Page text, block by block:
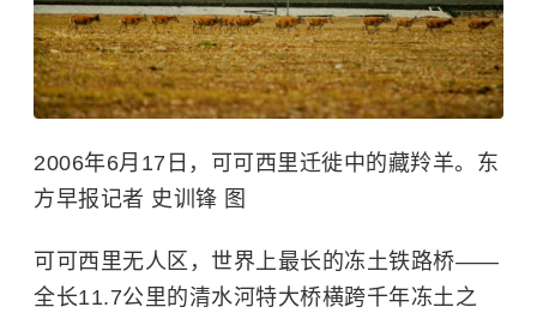
2006年6月17日，可可西里迁徙中的藏羚羊。东
方早报记者 史训锋 图
可可西里无人区，世界上最长的冻土铁路桥——
全长11.7公里的清水河特大桥横跨千年冻土之